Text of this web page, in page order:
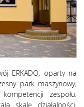
ERKADO, oparty na
park maszynowy,
zespołu.
skalę działalności,